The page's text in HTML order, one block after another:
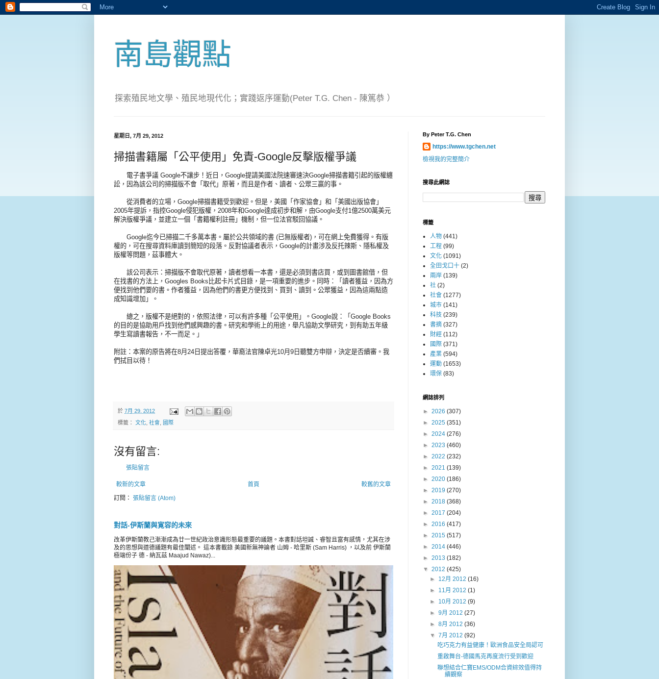
南島觀點
探索殖民地文學、殖民地現代化；實踐返序運動(Peter T.G. Chen - 陳篤恭 ）
星期日, 7月 29, 2012
掃描書籍屬「公平使用」免責-Google反擊版權爭議
電子書爭議 Google不讓步！近日，Google提請美國法院速審速決Google掃描書籍引起的版權纏
訟，因為該公司的掃描版不會「取代」原著，而且是作者、讀者、公眾三贏的事。
從消費者的立場，Google掃描書籍受到歡迎。但是，美國「作家協會」和「美國出版協會」
2005年提訴，指控Google侵犯版權，2008年和Google達成初步和解，由Google支付1億2500萬美元
解決版權爭議，並建立一個「書籍權利註冊」機制，但一位法官駁回協議。
Google迄今已掃描二千多萬本書。屬於公共領域的書 (已無版權者)，可在網上免費獲得。有版
權的，可在搜尋資料庫讀到簡短的段落。反對協議者表示，Google的計畫涉及反托辣斯、隱私權及
版權等問題，茲事體大。
該公司表示：掃描版不會取代原著，讀者想看一本書，還是必須到書店買，或到圖書館借，但
在找書的方法上，Googles Books比起卡片式目錄，是一項重要的進步。同時：「讀者獲益，因為方
便找到他們要的書。作者獲益，因為他們的書更方便找到、買到、讀到。公眾獲益，因為這兩點造
成知識增加」。
總之，版權不是絕對的，依照法律，可以有許多種「公平使用」。Google說：「Google Books
的目的是協助用戶找到他們感興趣的書。研究和學術上的用途，舉凡協助文學研究，到有助五年級
學生寫讀書報告，不一而足。」
附註：本案的原告將在8月24日提出答覆， 華裔法官陳卓光10月9日聽雙方申辯，決定是否續審。我
們拭目以待！
於 7月 29, 2012
標籤： 文化, 社會, 國際
沒有留言:
張貼留言
較新的文章 較舊的文章
首頁
訂閱： 張貼留言 (Atom)
對話-伊斯蘭與寛容的未來
改革伊斯蘭教己漸漸成為廿一世紀政治意識形態最重要的議題。本書對話坦誠、睿智且富有感情，尤其在涉
及的思想與道德議題有最佳闡述。 這本書載錄 美國新無神論者 山姆 - 哈里斯 (Sam Harris) ，以及前 伊斯蘭
極端份子 德 - 納瓦茲 Maajud Nawaz)...
By Peter T.G. Chen
https://www.tgchen.net
檢視我的完整簡介
搜尋此網誌
標籤
人物 (441)
工程 (99)
文化 (1091)
全田戈口十 (2)
兩岸 (139)
社 (2)
社會 (1277)
城巿 (141)
科技 (239)
書摘 (327)
財經 (112)
國際 (371)
產業 (594)
運動 (1653)
環保 (83)
網誌排列
► 2026 (307)
► 2025 (351)
► 2024 (276)
► 2023 (460)
► 2022 (232)
► 2021 (139)
► 2020 (186)
► 2019 (270)
► 2018 (368)
► 2017 (204)
► 2016 (417)
► 2015 (517)
► 2014 (446)
► 2013 (182)
▼ 2012 (425)
► 12月 2012(16)
► 11月 2012(1)
► 10月 2012(9)
►9月 2012(27)
►8月 2012(36)
▼7月 2012(92)
吃巧克力有益健康！歐洲食品安全局認可
重啟舞台-德國馬克再度流行受到歡迎
聯想結合仁寶EMS/ODM合資綜效值得持
續觀察